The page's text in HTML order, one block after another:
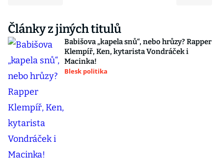
Články z jiných titulů
Babišova „kapela snů“, nebo hrůzy? Rapper
Klempíř, Ken, kytarista Vondráček i
Macinka!
Blesk politika